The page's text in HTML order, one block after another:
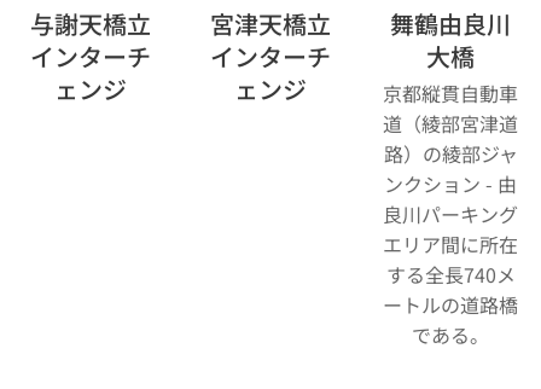
与謝天橋立
インターチ
ェンジ
宮津天橋立
インターチ
ェンジ
舞鶴由良川
大橋
京都縦貫自動車
道（綾部宮津道
路）の綾部ジャ
ンクション - 由
良川パーキング
エリア間に所在
する全長740メ
ートルの道路橋
である。